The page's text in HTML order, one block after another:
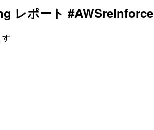
レポート #AWSreInforce